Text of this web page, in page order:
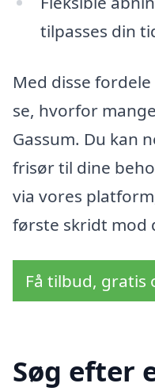
tilpasses din
Med disse
se, hvorfor
Gassum. Du kan
frisør til dine
via vores
første skridt mod
Få tilbud,
Søg efter